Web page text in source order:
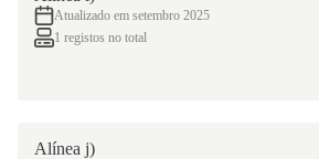
Atualizado em setembro 2025
1 registos no total
Alínea j)